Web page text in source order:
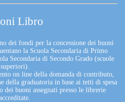
Libro
dei fondi per la concessione dei buoni
la Scuola Secondaria di Primo
Secondaria di Secondo Grado (scuole
superiori).
on line della domanda di contributo,
della graduatoria in base ai tetti di spesa
buoni assegnati presso le librerie